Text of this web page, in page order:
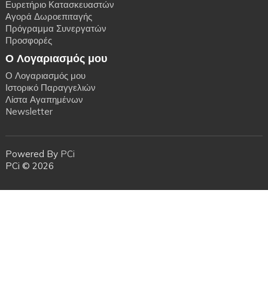
Ευρετήριο Κατασκευαστών
Αγορά Δωροεπιταγής
Πρόγραμμα Συνεργατών
Προσφορές
Ο Λογαριασμός μου
Ο Λογαριασμός μου
Ιστορικό Παραγγελιών
Λίστα Αγαπημένων
Newsletter
Powered By PCi
PCi © 2026